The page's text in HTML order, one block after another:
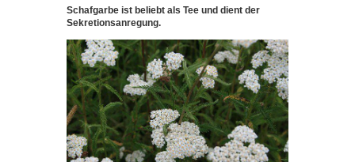
Schafgarbe ist beliebt als Tee und dient der
Sekretionsanregung.